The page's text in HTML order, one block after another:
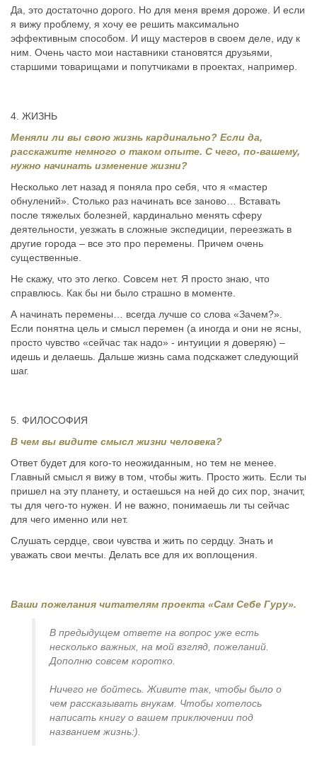
Да, это достаточно дорого. Но для меня время дороже. И если
я вижу проблему, я хочу ее решить максимально
эффективным способом. И ищу мастеров в своем деле, иду к
ним. Очень часто мои наставники становятся друзьями,
старшими товарищами и попутчиками в проектах, например.
4. ЖИЗНЬ
Меняли ли вы свою жизнь кардинально? Если да,
расскажите немного о таком опыте. С чего, по-вашему,
нужно начинать изменение жизни?
Несколько лет назад я поняла про себя, что я «мастер
обнулений». Столько раз начинать все заново… Вставать
после тяжелых болезней, кардинально менять сферу
деятельности, уезжать в сложные экспедиции, переезжать в
другие города – все это про перемены. Причем очень
существенные.
Не скажу, что это легко. Совсем нет. Я просто знаю, что
справлюсь. Как бы ни было страшно в моменте.
А начинать перемены… всегда лучше со слова «Зачем?».
Если понятна цель и смысл перемен (а иногда и они не ясны,
просто чувство «сейчас так надо» - интуиции я доверяю) –
идешь и делаешь. Дальше жизнь сама подскажет следующий
шаг.
5. ФИЛОСОФИЯ
В чем вы видите смысл жизни человека?
Ответ будет для кого-то неожиданным, но тем не менее.
Главный смысл я вижу в том, чтобы жить. Просто жить. Если ты
пришел на эту планету, и остаешься на ней до сих пор, значит,
ты для чего-то нужен. И не важно, понимаешь ли ты сейчас
для чего именно или нет.
Слушать сердце, свои чувства и жить по сердцу. Знать и
уважать свои мечты. Делать все для их воплощения.
Ваши пожелания читателям проекта «Сам Себе Гуру».
В предыдущем ответе на вопрос уже есть
несколько важных, на мой взгляд, пожеланий.
Дополню совсем коротко.
Ничего не бойтесь. Живите так, чтобы было о
чем рассказывать внукам. Чтобы хотелось
написать книгу о вашем приключении под
названием жизнь:).